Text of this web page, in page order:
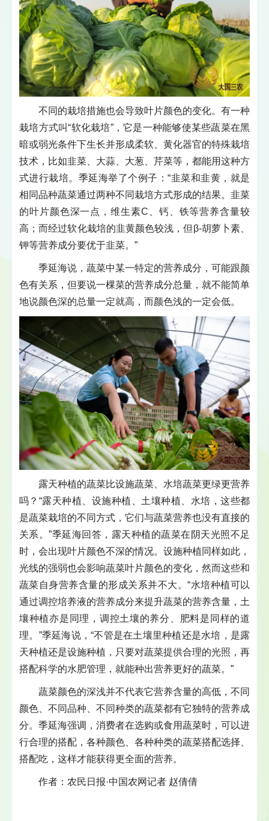
不同的栽培措施也会导致叶片颜色的变化。有一种
栽培方式叫“软化栽培”，它是一种能够使某些蔬菜在黑
暗或弱光条件下生长并形成柔软、黄化器官的特殊栽培
技术，比如韭菜、大蒜、大葱、芹菜等，都能用这种方
式进行栽培。季延海举了个例子：“韭菜和韭黄，就是
相同品种蔬菜通过两种不同栽培方式形成的结果。韭菜
的叶片颜色深一点，维生素C、钙、铁等营养含量较
高；而经过软化栽培的韭黄颜色较浅，但β-胡萝卜素、
钾等营养成分要优于韭菜。”
季延海说，蔬菜中某一特定的营养成分，可能跟颜
色有关系，但要说一棵菜的营养成分总量，就不能简单
地说颜色深的总量一定就高，而颜色浅的一定会低。
露天种植的蔬菜比设施蔬菜、水培蔬菜更绿更营养
吗？“露天种植、设施种植、土壤种植、水培，这些都
是蔬菜栽培的不同方式，它们与蔬菜营养也没有直接的
关系。”季延海回答，露天种植的蔬菜在阴天光照不足
时，会出现叶片颜色不深的情况。设施种植同样如此，
光线的强弱也会影响蔬菜叶片颜色的变化，然而这些和
蔬菜自身营养含量的形成关系并不大。“水培种植可以
通过调控培养液的营养成分来提升蔬菜的营养含量，土
壤种植亦是同理，调控土壤的养分、肥料是同样的道
理。”季延海说，“不管是在土壤里种植还是水培，是露
天种植还是设施种植，只要对蔬菜提供合理的光照，再
搭配科学的水肥管理，就能种出营养更好的蔬菜。”
蔬菜颜色的深浅并不代表它营养含量的高低，不同
颜色、不同品种、不同种类的蔬菜都有它独特的营养成
分。季延海强调，消费者在选购或食用蔬菜时，可以进
行合理的搭配，各种颜色、各种种类的蔬菜搭配选择、
搭配吃，这样才能获得更全面的营养。
作者：农民日报·中国农网记者 赵倩倩